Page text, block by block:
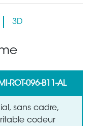
3D
ROT-096-B11-AL
sans cadre,
codeur